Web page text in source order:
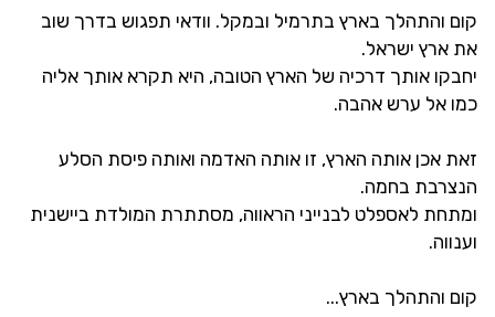
קום והתהלך בארץ בתרמיל ובמקל. וודאי תפגוש בדרך שוב
את ארץ ישראל.
יחבקו אותך דרכיה של הארץ הטובה, היא תקרא אותך אליה
כמו אל ערש אהבה.
זאת אכן אותה הארץ, זו אותה האדמה ואותה פיסת הסלע
הנצרבת בחמה.
ומתחת לאספלט לבנייני הראווה, מסתתרת המולדת ביישנית
וענווה.
קום והתהלך בארץ...